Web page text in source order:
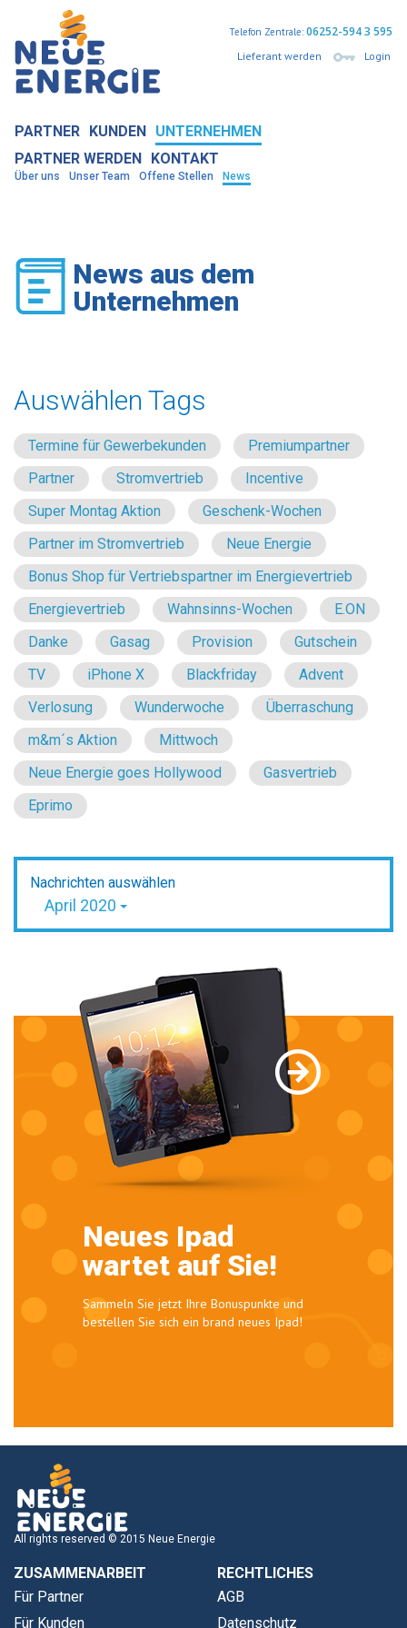
Lieferant werden Login
Telefon Zentrale:06252-594 3 595
PARTNER KUNDEN UNTERNEHMEN
Über uns Unser Team Offene Stellen News
PARTNER WERDEN KONTAKT
News aus dem
Unternehmen
Auswählen Tags
Termine für Gewerbekunden
Premiumpartner
Partner
Stromvertrieb
Incentive
Super Montag Aktion
Geschenk-Wochen
Partner im Stromvertrieb
Neue Energie
Bonus Shop für Vertriebspartner im Energievertrieb
Energievertrieb
Wahnsinns-Wochen
E.ON
Danke
Gasag Provision
Gutschein
TV
iPhone X Blackfriday
Advent
Verlosung
Wunderwoche
Überraschung
m&m´s Aktion
Mittwoch
Neue Energie goes Hollywood
Gasvertrieb
Eprimo
Nachrichten auswählen
April 2020
Neues Ipad
wartet auf Sie!
Sammeln Sie jetzt Ihre Bonuspunkte und
bestellen Sie sich ein brand neues Ipad!
All rights reserved © 2015 Neue Energie
ZUSAMMENARBEIT
Für Partner
Für Kunden
RECHTLICHES
AGB
Datenschutz